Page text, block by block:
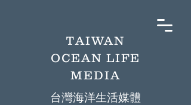
TAIWAN
OCEAN LIFE
MEDIA
​台灣海洋生活媒體